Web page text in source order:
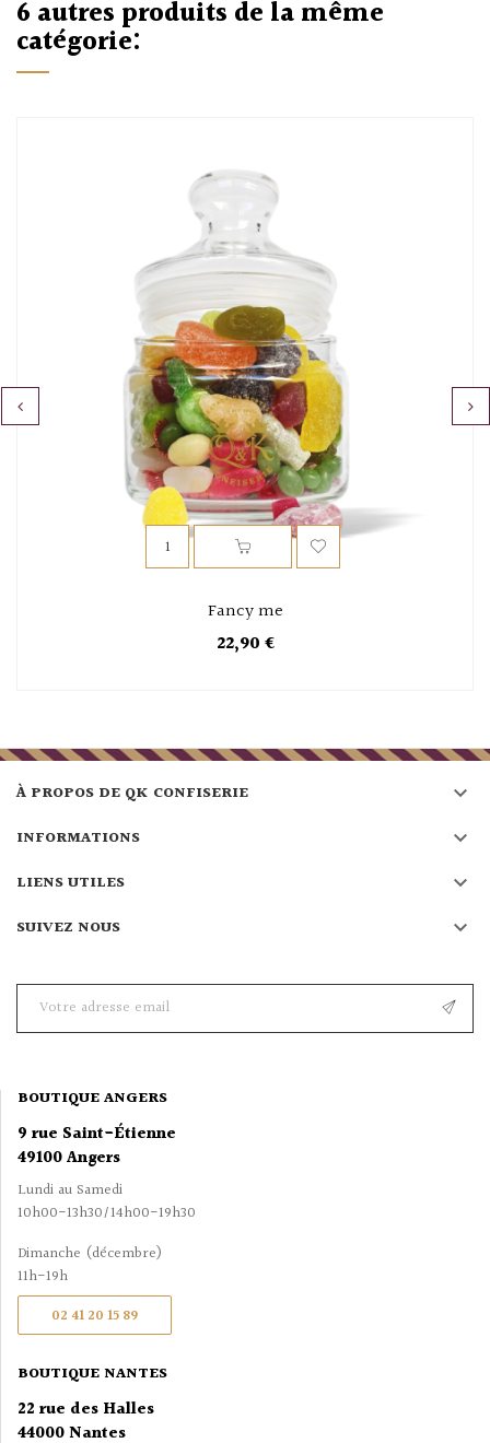
6 autres produits de la même
catégorie:
Fancy me
22,90 €
À PROPOS DE QK CONFISERIE 
INFORMATIONS 
LIENS UTILES 
SUIVEZ NOUS 
BOUTIQUE ANGERS
9 rue Saint-Étienne
49100 Angers
Lundi au Samedi
10h00-13h30/14h00-19h30
Dimanche (décembre)
11h-19h
02 41 20 15 89
BOUTIQUE NANTES
22 rue des Halles
44000 Nantes